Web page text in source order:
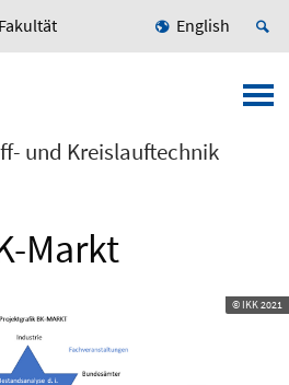
Fakultät English
und Kreislauftechnik
Markt
© IKK 2021